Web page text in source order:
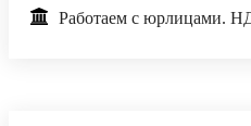
Работаем с юрлицами.